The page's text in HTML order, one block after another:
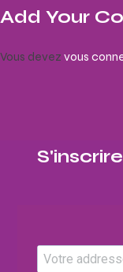
Add Your
Vous devez vous